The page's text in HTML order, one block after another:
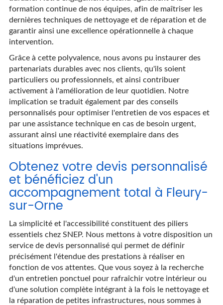
formation continue de nos équipes, afin de maîtriser les
dernières techniques de nettoyage et de réparation et de
garantir ainsi une excellence opérationnelle à chaque
intervention.
Grâce à cette polyvalence, nous avons pu instaurer des
partenariats durables avec nos clients, qu'ils soient
particuliers ou professionnels, et ainsi contribuer
activement à l'amélioration de leur quotidien. Notre
implication se traduit également par des conseils
personnalisés pour optimiser l'entretien de vos espaces et
par une assistance technique en cas de besoin urgent,
assurant ainsi une réactivité exemplaire dans des
situations imprévues.
Obtenez votre devis personnalisé
et bénéficiez d'un
accompagnement total à Fleury-
sur-Orne
La simplicité et l'accessibilité constituent des piliers
essentiels chez SNEP. Nous mettons à votre disposition un
service de devis personnalisé qui permet de définir
précisément l'étendue des prestations à réaliser en
fonction de vos attentes. Que vous soyez à la recherche
d'un entretien ponctuel pour rafraîchir votre intérieur ou
d'une solution complète intégrant à la fois le nettoyage et
la réparation de petites infrastructures, nous sommes à